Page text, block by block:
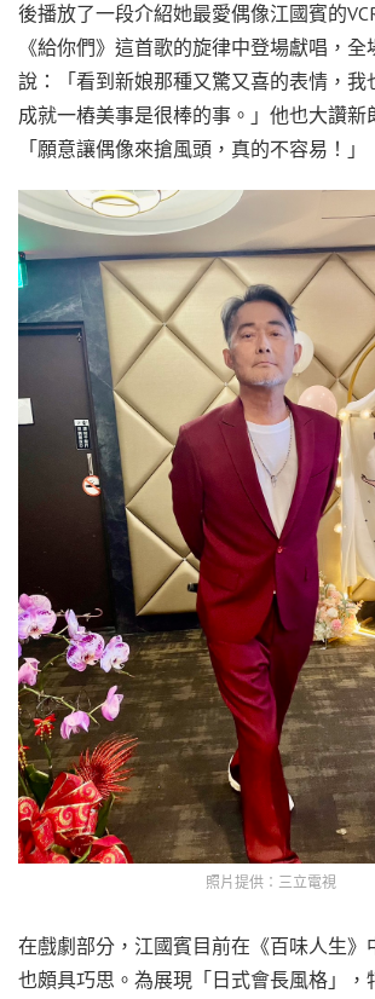
後播放了一段介紹她最愛偶像江國賓的
《給你們》這首歌的旋律中登場獻唱，
說：「看到新娘那種又驚又喜的表情，我
成就一樁美事是很棒的事。」他也大讚新
「願意讓偶像來搶風頭，真的不容易！」
照片提供：三立電視
在戲劇部分，江國賓目前在《百味人生》
也頗具巧思。為展現「日式會長風格」，